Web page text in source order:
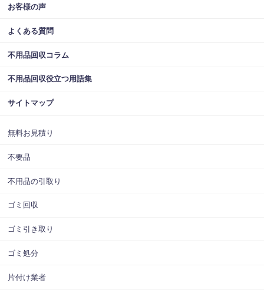
お客様の声
よくある質問
不用品回収コラム
不用品回収役立つ用語集
サイトマップ
無料お見積り
不要品
不用品の引取り
ゴミ回収
ゴミ引き取り
ゴミ処分
片付け業者